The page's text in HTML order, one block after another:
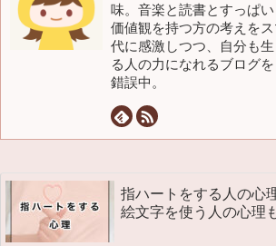
味。音楽と読書とすっぱ
価値観を持つ方の考えを
代に感激しつつ、自分も
る人の力になれるブログ
錯誤中。
指ハートをする人の心
絵文字を使う人の心理